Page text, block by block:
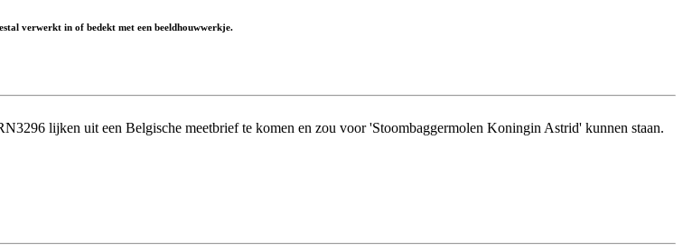
verwerkt in of bedekt met een beeldhouwwerkje.
lijken uit een Belgische meetbrief te komen en zou voor 'Stoombaggermolen Koningin Astrid' kunnen staan.